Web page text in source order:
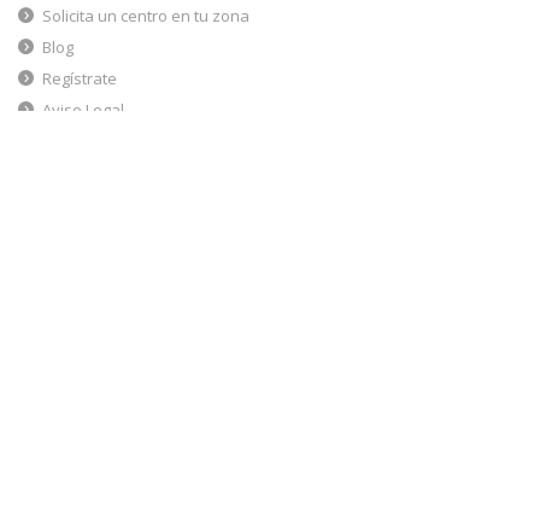
Pabellón Deportivo "Luis Buñuel" de
Alcobendas